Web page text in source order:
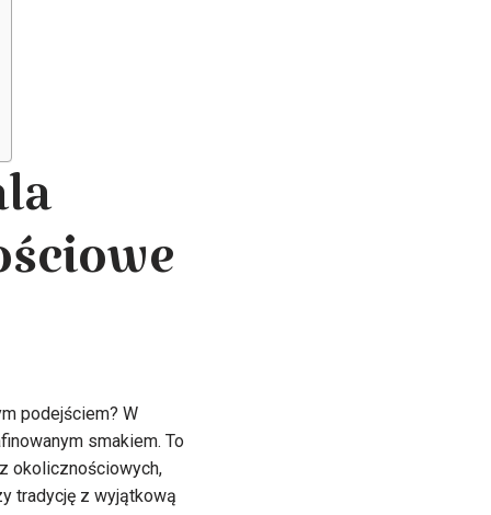
podejściem? W
smakiem. To
okolicznościowych,
tradycję z wyjątkową